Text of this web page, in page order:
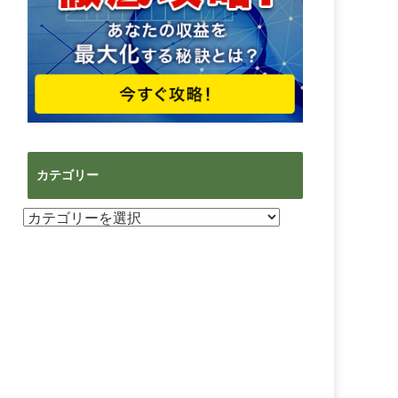
カテゴリー
カ